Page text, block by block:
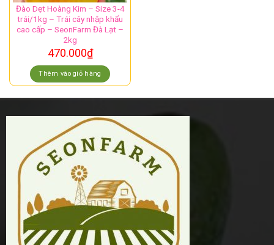
Đào Dẹt Hoàng Kim – Size 3-4
trái/1kg – Trái cây nhập khẩu
cao cấp – SeonFarm Đà Lạt –
2kg
470.000₫
Thêm vào giỏ hàng